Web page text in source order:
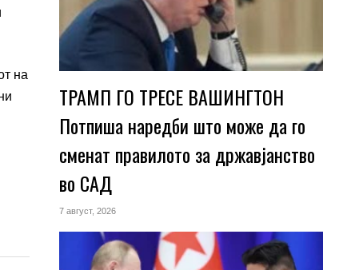
на
ТРАМП ГО ТРЕСЕ ВАШИНГТОН
Потпиша наредби што може да го
сменат правилото за државјанство
во САД
7 август, 2026